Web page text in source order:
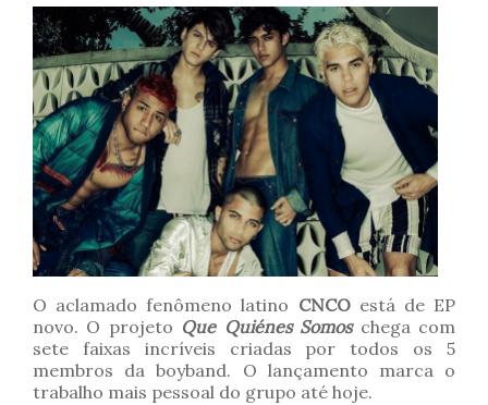
O aclamado fenômeno latino CNCO está de EP
novo. O projeto Que Quiénes Somoschega com
sete faixas incríveis criadas por todos os 5
membros da boyband. O lançamento marca o
trabalho mais pessoal do grupo até hoje.